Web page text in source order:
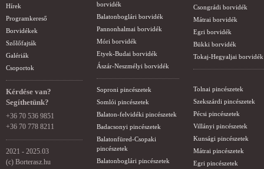
Hírek
Programkereső
Borvidékek
Szőlőfajták
Galériák
Csoportok
Kérdése van?
Segíthetünk?
+36 70 536 9851
+36 70 778 8211
2021 - 2025.03
(c) Borterasz.hu
borvidék
Balatonboglári borvidék
Pannonhalmai borvidék
Móri borvidék
Etyek-Budai borvidék
Ászár-Neszmélyi borvidék
Soproni pincészetek
Somlói pincészetek
Balaton-felvidéki pincészetek
Badacsonyi pincészetek
Balatonfüred-Csopaki
pincészetek
Balatonboglári pincészetek
Csongrádi borvidék
Mátrai borvidék
Egri borvidék
Bükki borvidék
Tokaj-Hegyaljai borvidék
Tolnai pincészetek
Szekszárdi pincészetek
Pécsi pincészetek
Villányi pincészetek
Kunsági pincészetek
Mátrai pincészetek
Egri pincészetek